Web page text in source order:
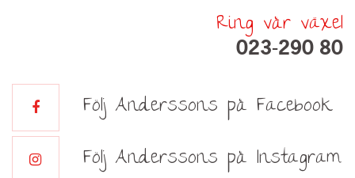
Ring vår växel
023-290 80
Följ Anderssons på Facebook
Följ Anderssons på Instagram